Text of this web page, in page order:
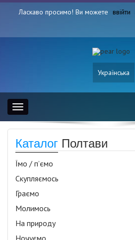
Ласкаво просимо! Ви можете ввійти
Українська
Toggle
navigation
Каталог Полтави
Їмо / п’ємо
Скупляємось
Граємо
Молимось
На природу
Ночуємо